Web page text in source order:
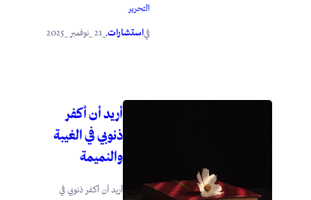
التحرير
فياستشارات. _21 _نوفمبر _2025
أريد أن أكفر
ذنوبي في الغيبة
والنميمة
أريد أن أكفر ذنوبي في